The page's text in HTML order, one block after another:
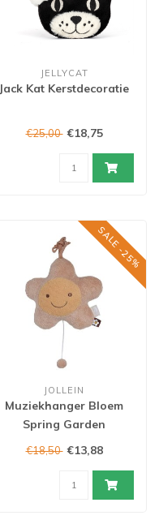
JELLYCAT
Jack Kat Kerstdecoratie
€25,00 €18,75
SALE -25%
JOLLEIN
Muziekhanger Bloem
Spring Garden
€18,50 €13,88